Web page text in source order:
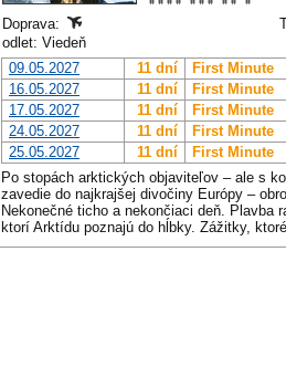
Doprava:
odlet: Viedeň
09.05.2027
11 dní First Minute
16.05.2027
11 dní First Minute
17.05.2027
11 dní First Minute
24.05.2027
11 dní First Minute
25.05.2027
11 dní First Minute
Po stopách arktických objaviteľov – ale s
zavedie do najkrajšej divočiny Európy –
Nekonečné ticho a nekončiaci deň. Plavba
ktorí Arktídu poznajú do hĺbky. Zážitky,